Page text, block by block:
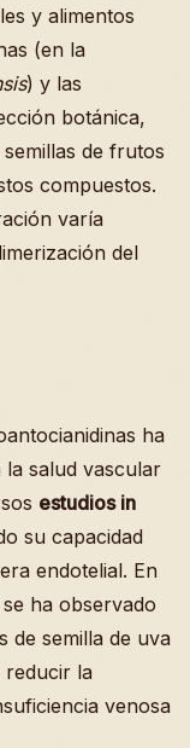
y alimentos
(en la
) y las
botánica,
de frutos
compuestos.
varía
del
ha
la salud vascular
estudios in
su capacidad
endotelial. En
se ha observado
de semilla de uva
reducir la
venosa